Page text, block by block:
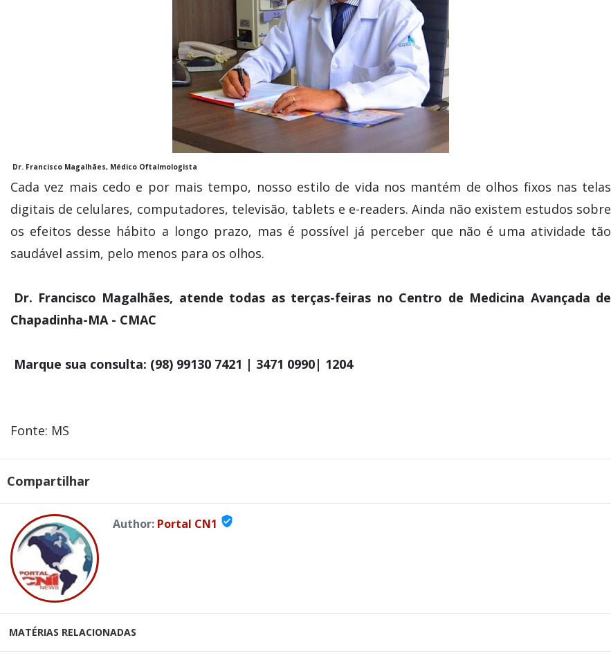
Dr. Francisco Magalhães, Médico Oftalmologista
Cada vez mais cedo e por mais tempo, nosso estilo de vida nos mantém de olhos fixos nas telas
digitais de celulares, computadores, televisão, tablets e e-readers. Ainda não existem estudos sobre
os efeitos desse hábito a longo prazo, mas é possível já perceber que não é uma atividade tão
saudável assim, pelo menos para os olhos.
Dr. Francisco Magalhães, atende todas as terças-feiras no Centro de Medicina Avançada de
Chapadinha-MA - CMAC
Marque sua consulta: (98) 99130 7421 | 3471 0990| 1204
Fonte: MS
Compartilhar
Author: Portal CN1 verified_user
MATÉRIAS RELACIONADAS